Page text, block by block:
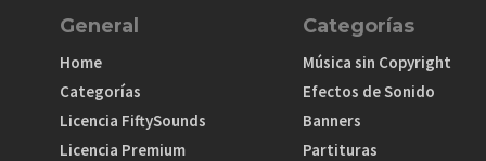
General
Home
Categorías
Licencia FiftySounds
Licencia Premium
Categorías
Música sin Copyright
Efectos de Sonido
Banners
Partituras